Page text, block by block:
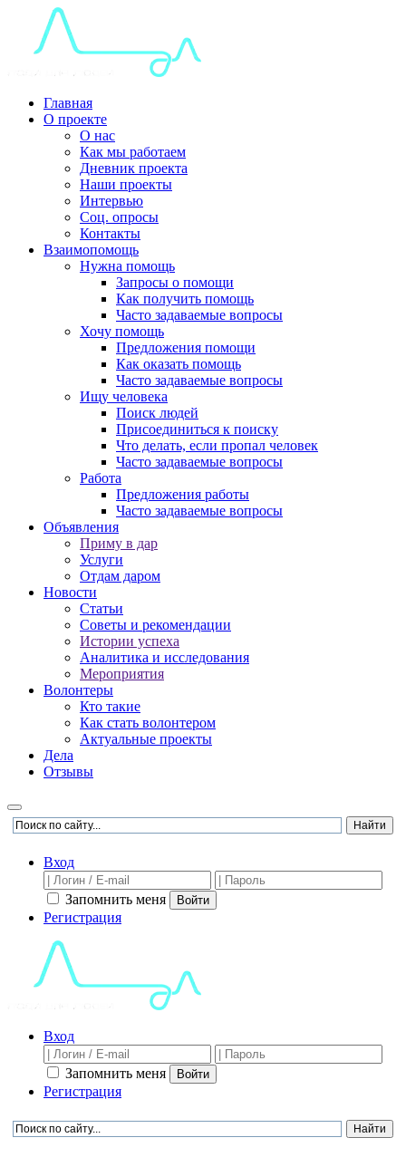
Главная
О проекте
О нас
Как мы работаем
Дневник проекта
Наши проекты
Интервью
Соц. опросы
Контакты
Взаимопомощь
Нужна помощь
Запросы о помощи
Как получить помощь
Часто задаваемые вопросы
Хочу помощь
Предложения помощи
Как оказать помощь
Часто задаваемые вопросы
Ищу человека
Поиск людей
Присоединиться к поиску
Что делать, если пропал человек
Часто задаваемые вопросы
Работа
Предложения работы
Часто задаваемые вопросы
Объявления
Приму в дар
Услуги
Отдам даром
Новости
Статьи
Советы и рекомендации
Истории успеха
Аналитика и исследования
Мероприятия
Волонтеры
Кто такие
Как стать волонтером
Актуальные проекты
Дела
Отзывы
Вход
Запомнить меня Войти
Регистрация
Вход
Запомнить меня Войти
Регистрация